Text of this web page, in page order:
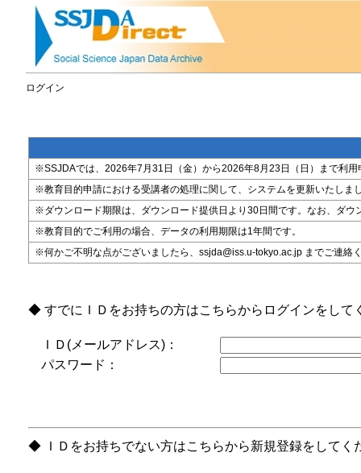
ログイン
※SSJDAでは、2026年7月31日（金）から2026年8月23日（日）まで利
※教育目的申請における受講者の処理に関して、システムを更新いたしま
※ダウンロード期限は、ダウンロード提供日より30日間です。なお、ダ
※教育目的でご利用の場合、データの利用期限は1年間です。
※何かご不明な点がございましたら、ssjda@iss.u-tokyo.ac.jp までご連絡
◆ すでにＩＤをお持ちの方はこちらからログインをして
ＩＤ(メールアドレス)：
パスワード：
◆ ＩＤをお持ちでない方はこちらから新規登録をしてく